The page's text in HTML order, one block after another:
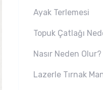
Ayak Terlemesi
Topuk Çatlağı
Nasır Neden
Lazerle Tırnak